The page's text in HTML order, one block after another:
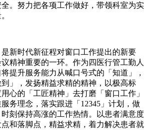
。努力把各项工作做好，带领科室为实
新时代新征程对窗口工作提出的新要
精神重要的一环。作为四医行管工勤人
提升服务能力从喊口号式的「知道」，
」，发扬精益求精的精神，以极高标
心的「工匠精神」去打磨「窗口工作」
务理念，落实跟进「12345」计划，做
刻保持高涨的工作热情。以患者满意度
和落脚点，精益求精，着力解决患者就